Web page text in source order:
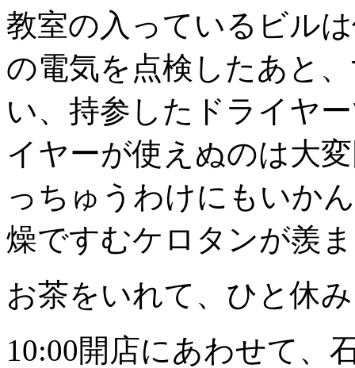
教室の入っているビル
の電気を点検したあと
い、持参したドライヤ
イヤーが使えぬのは大
っちゅうわけにもいか
燥ですむケロタンが羨
お茶をいれて、ひと休
10:00開店にあわせて、